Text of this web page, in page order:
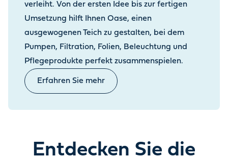
verleiht. Von der ersten Idee bis zur fertigen
Umsetzung hilft Ihnen Oase, einen
ausgewogenen Teich zu gestalten, bei dem
Pumpen, Filtration, Folien, Beleuchtung und
Pflegeprodukte perfekt zusammenspielen.
Erfahren Sie mehr
Entdecken Sie die